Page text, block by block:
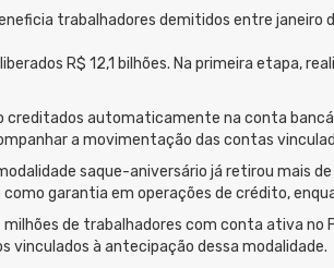
trabalhadores demitidos entre janeiro
R$ 12,1 bilhões. Na primeira etapa,
creditados automaticamente na conta
a movimentação das contas
saque-aniversário já retirou mais
como garantia em operações de crédito,
de trabalhadores com conta ativa no
vinculados à antecipação dessa modalidade.